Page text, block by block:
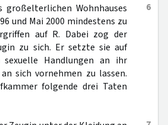
6
großelterlichen Wohnhauses
und Mai 2000 mindestens zu
auf R. Dabei zog der
zu sich. Er setzte sie auf
Handlungen an ihr
sich vornehmen zu lassen.
folgende drei Taten